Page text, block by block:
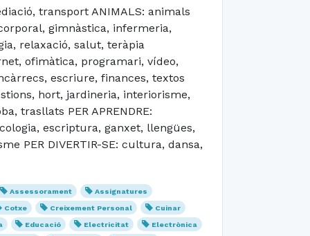
transport ANIMALS: animals
gimnàstica, infermeria,
relaxació, salut, teràpia
ofimàtica, programari, vídeo,
escriure, finances, textos
hort, jardineria, interiorisme,
trasllats PER APRENDRE:
escriptura, ganxet, llengües,
PER DIVERTIR-SE: cultura, dansa,
Assessorament
Assignatures
Cotxe Creixement Personal
Cuinar
Educació Electricitat
Electrònica